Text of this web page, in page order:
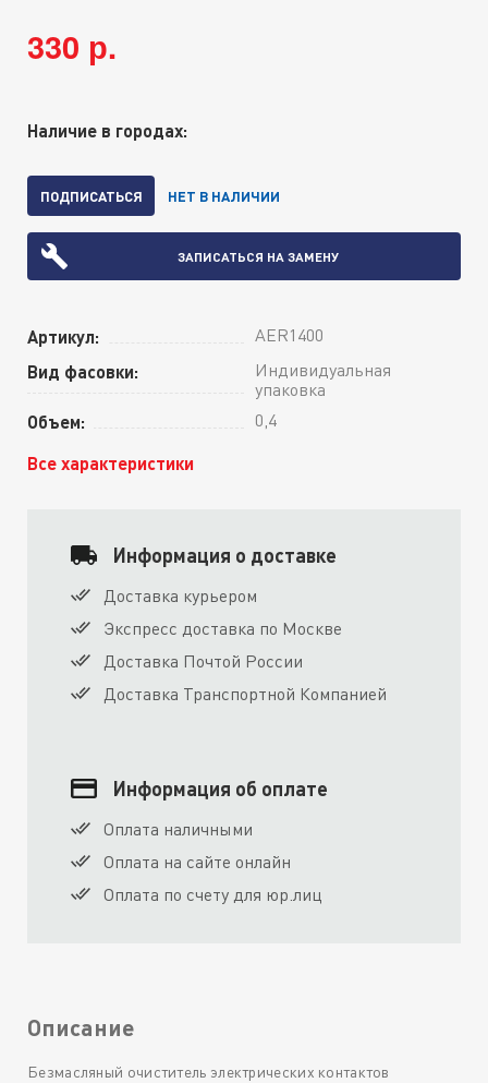
330 р.
Наличие в городах:
ПОДПИСАТЬСЯ НЕТ В НАЛИЧИИ
ЗАПИСАТЬСЯ НА ЗАМЕНУ
Артикул: AER1400
Вид фасовки:
Индивидуальная
упаковка
Объем: 0,4
Все характеристики
Информация о доставке
Доставка курьером
Экспресс доставка по Москве
Доставка Почтой России
Доставка Транспортной Компанией
Информация об оплате
Оплата наличными
Оплата на сайте онлайн
Оплата по счету для юр.лиц
Описание
Безмасляный очиститель электрических контактов